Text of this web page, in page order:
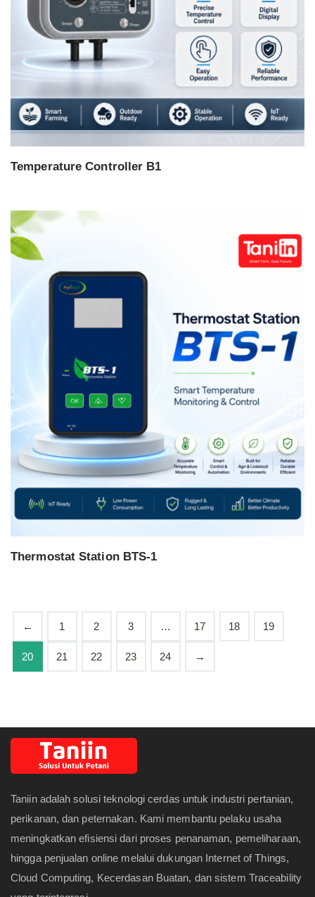
Temperature Controller B1
Thermostat Station BTS-1
← 1 2 3 … 17 18 19
20 21 22 23 24 →
Taniin adalah solusi teknologi cerdas untuk industri pertanian,
perikanan, dan peternakan. Kami membantu pelaku usaha
meningkatkan efisiensi dari proses penanaman, pemeliharaan,
hingga penjualan online melalui dukungan Internet of Things,
Cloud Computing, Kecerdasan Buatan, dan sistem Traceability